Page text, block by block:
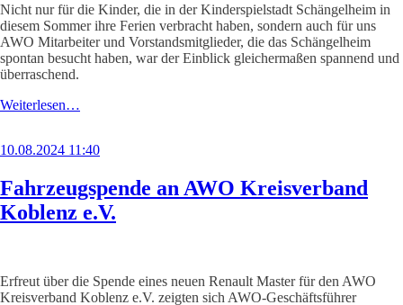
Nicht nur für die Kinder, die in der Kinderspielstadt Schängelheim in
diesem Sommer ihre Ferien verbracht haben, sondern auch für uns
AWO Mitarbeiter und Vorstandsmitglieder, die das Schängelheim
spontan besucht haben, war der Einblick gleichermaßen spannend und
überraschend.
Weiterlesen…
10.08.2024 11:40
Fahrzeugspende an AWO Kreisverband
Koblenz e.V.
Erfreut über die Spende eines neuen Renault Master für den AWO
Kreisverband Koblenz e.V. zeigten sich AWO-Geschäftsführer